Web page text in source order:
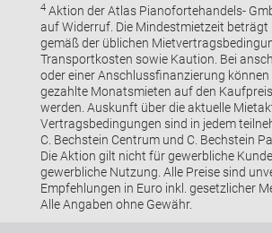
4Aktion der Atlas Pianofortehandels-
auf Widerruf. Die Mindestmietzeit beträgt
gemäß der üblichen
Transportkosten sowie Kaution. Bei
oder einer Anschlussfinanzierung können
gezahlte Monatsmieten auf den
werden. Auskunft über die aktuelle
Vertragsbedingungen sind in jedem
C. Bechstein Centrum und C. Bechstein
Die Aktion gilt nicht für gewerbliche
gewerbliche Nutzung. Alle Preise sind
Empfehlungen in Euro inkl. gesetzlicher
Alle Angaben ohne Gewähr.